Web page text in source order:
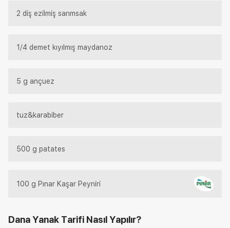
2 diş ezilmiş sarımsak
1/4 demet kıyılmış maydanoz
5 g ançuez
tuz&karabiber
500 g patates
100 g Pınar Kaşar Peyniri
Dana Yanak Tarifi Nasıl Yapılır?